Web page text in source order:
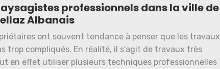
professionnels dans la ville de
Albanais
ont souvent tendance à penser que les travaux
trop compliqués. En réalité, il s'agit de travaux très
en effet utiliser plusieurs techniques professionnelles